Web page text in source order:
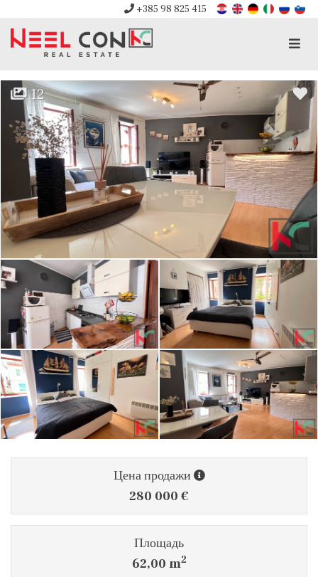
+385 98 825 415
12
Цена продажи
280 000 €
Площадь
62,00 m2